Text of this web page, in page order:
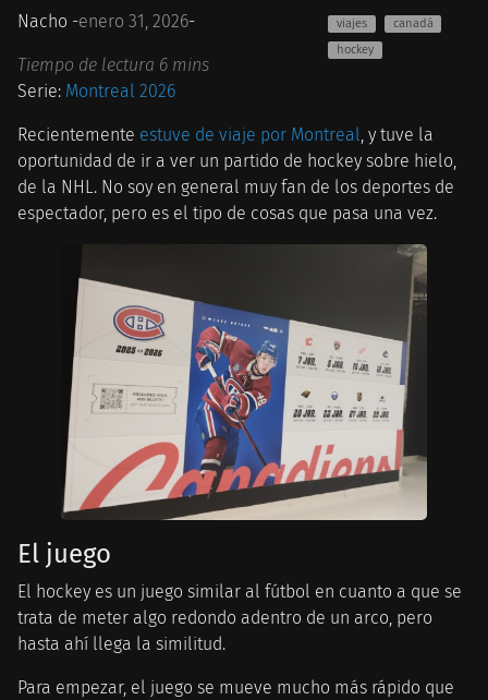
Nacho -enero 31, 2026-
Tiempo de lectura 6 mins
viajes
canadá
hockey
Serie: Montreal 2026
Recientemente estuve de viaje por Montreal, y tuve la
oportunidad de ir a ver un partido de hockey sobre hielo,
de la NHL. No soy en general muy fan de los deportes de
espectador, pero es el tipo de cosas que pasa una vez.
El juego
El hockey es un juego similar al fútbol en cuanto a que se
trata de meter algo redondo adentro de un arco, pero
hasta ahí llega la similitud.
Para empezar, el juego se mueve mucho más rápido que